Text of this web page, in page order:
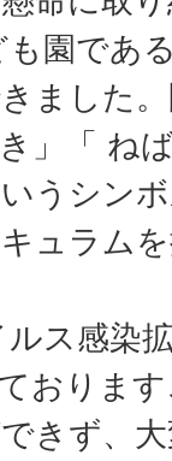
園であ
ました
」「 ね
うシン
ュラム
ス感染
おりま
きず、